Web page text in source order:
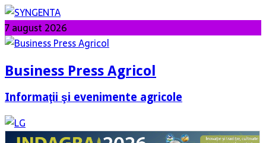
7 august 2026
Business Press Agricol
Informaţii şi evenimente agricole